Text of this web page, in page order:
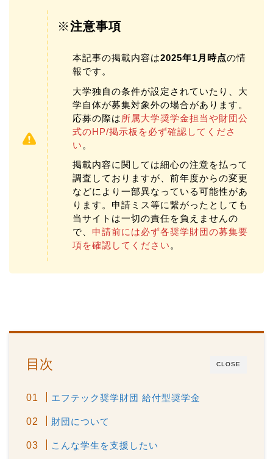
※注意事項
本記事の掲載内容は2025年1月時点の情
報です。
大学独自の条件が設定されていたり、大
学自体が募集対象外の場合があります。
応募の際は 所属大学奨学金担当や財団公
式のHP/掲示板を必ず確認してくださ
い 。
掲載内容に関しては細心の注意を払って
調査しておりますが、前年度からの変更
などにより一部異なっている可能性があ
ります。申請ミス等に繋がったとしても
当サイトは一切の責任を負えませんの
で、 申請前には必ず各奨学財団の募集要
項を確認してください 。
CLOSE
目次
エフテック奨学財団 給付型奨学金
財団について
こんな学生を支援したい